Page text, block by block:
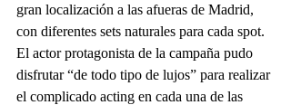
gran localización a las afueras de Madrid,
con diferentes sets naturales para cada spot.
El actor protagonista de la campaña pudo
disfrutar “de todo tipo de lujos” para realizar
el complicado acting en cada una de las